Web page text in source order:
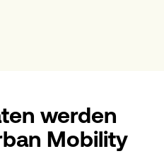
werden
Mobility